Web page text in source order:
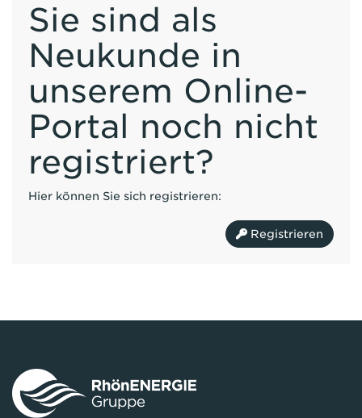
Sie sind als
Neukunde in
unserem Online-
Portal noch nicht
registriert?
Hier können Sie sich registrieren:
Registrieren